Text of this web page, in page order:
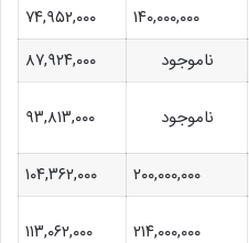
۱۴۰,۰۰۰,۰۰۰
۷۴,۹۵۲,۰۰۰
ناموجود
۸۷,۹۲۴,۰۰۰
ناموجود ۹۳,۸۱۳,۰۰۰
۲۰۰,۰۰۰,۰۰۰
۱۰۴,۳۶۲,۰۰۰
۲۱۴,۰۰۰,۰۰۰ ۱۱۳,۰۶۲,۰۰۰